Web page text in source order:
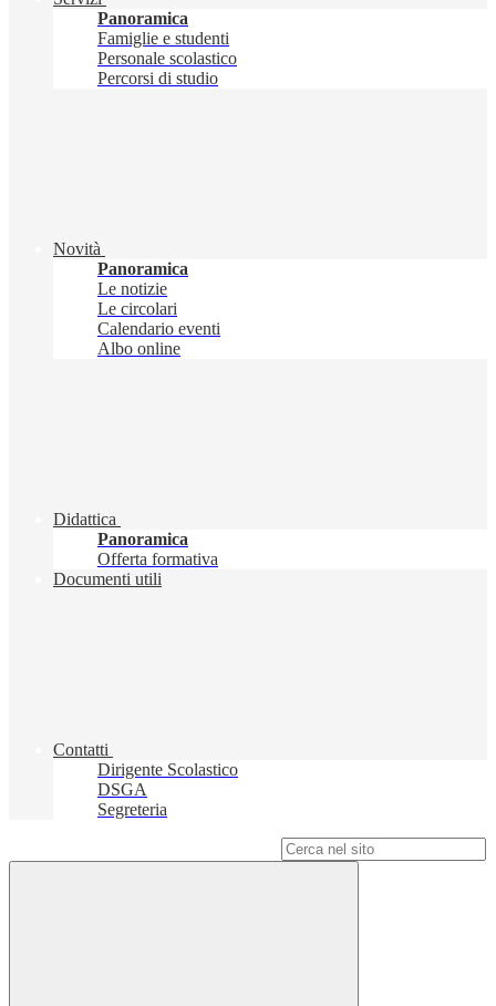
Panoramica
Famiglie e studenti
Personale scolastico
Percorsi di studio
Novità
Panoramica
Le notizie
Le circolari
Calendario eventi
Albo online
Didattica
Panoramica
Offerta formativa
Documenti utili
Contatti
Dirigente Scolastico
DSGA
Segreteria